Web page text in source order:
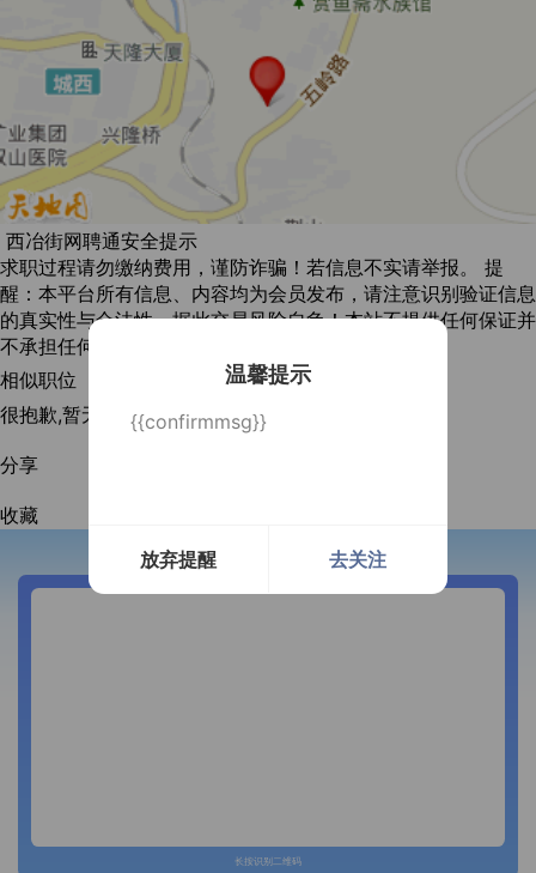
西冶街网聘通安全提示
求职过程请勿缴纳费用，谨防诈骗！若信息不实请举报。 提
醒：本平台所有信息、内容均为会员发布，请注意识别验证信息
的真实性与合法性。据此交易风险自负！本站不提供任何保证并
不承担任何法律连带责任。
相似职位
很抱歉,暂无相似职位！
分享
收藏
长按识别二维码
温馨提示
{{confirmmsg}}
放弃提醒 去关注